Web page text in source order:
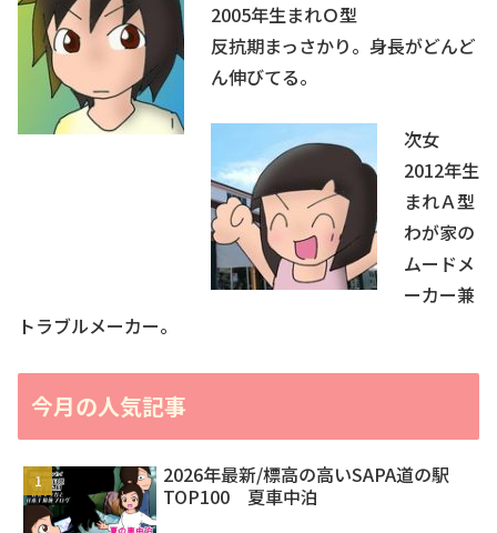
2005年生まれＯ型
反抗期まっさかり。身長がどんど
ん伸びてる。
次女
2012年生
まれＡ型
わが家の
ムードメ
ーカー兼
トラブルメーカー。
今月の人気記事
2026年最新/標高の高いSAPA道の駅
TOP100 夏車中泊